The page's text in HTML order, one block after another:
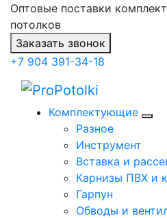
Оптовые поставки
потолков
Заказать звонок
+7 904 391-34-18
Комплектующие
Разное
Инструмент
Вставка и
Карнизы ПВХ и
Гарпун
Обводы и